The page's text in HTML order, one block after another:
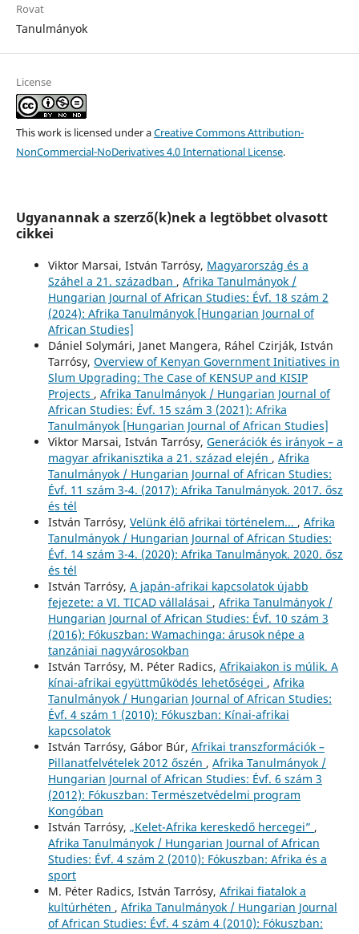
Rovat
Tanulmányok
License
This work is licensed under aCreative Commons Attribution-
NonCommercial-NoDerivatives 4.0 International License.
Ugyanannak a szerző(k)nek a legtöbbet olvasott
cikkei
Viktor Marsai, István Tarrósy, Magyarország és a
Száhel a 21. században , Afrika Tanulmányok /
Hungarian Journal of African Studies: Évf. 18 szám 2
(2024): Afrika Tanulmányok [Hungarian Journal of
African Studies]
Dániel Solymári, Janet Mangera, Ráhel Czirják, István
Tarrósy, Overview of Kenyan Government Initiatives in
Slum Upgrading: The Case of KENSUP and KISIP
Projects , Afrika Tanulmányok / Hungarian Journal of
African Studies: Évf. 15 szám 3 (2021): Afrika
Tanulmányok [Hungarian Journal of African Studies]
Viktor Marsai, István Tarrósy, Generációk és irányok – a
magyar afrikanisztika a 21. század elején , Afrika
Tanulmányok / Hungarian Journal of African Studies:
Évf. 11 szám 3-4. (2017): Afrika Tanulmányok. 2017. ősz
és tél
István Tarrósy, Velünk élő afrikai történelem... , Afrika
Tanulmányok / Hungarian Journal of African Studies:
Évf. 14 szám 3-4. (2020): Afrika Tanulmányok. 2020. ősz
és tél
István Tarrósy, A japán-afrikai kapcsolatok újabb
fejezete: a VI. TICAD vállalásai , Afrika Tanulmányok /
Hungarian Journal of African Studies: Évf. 10 szám 3
(2016): Fókuszban: Wamachinga: árusok népe a
tanzániai nagyvárosokban
István Tarrósy, M. Péter Radics, Afrikaiakon is múlik. A
kínai-afrikai együttműködés lehetőségei , Afrika
Tanulmányok / Hungarian Journal of African Studies:
Évf. 4 szám 1 (2010): Fókuszban: Kínai-afrikai
kapcsolatok
István Tarrósy, Gábor Búr, Afrikai transzformációk –
Pillanatfelvételek 2012 őszén , Afrika Tanulmányok /
Hungarian Journal of African Studies: Évf. 6 szám 3
(2012): Fókuszban: Természetvédelmi program
Kongóban
István Tarrósy, „Kelet-Afrika kereskedő hercegei” ,
Afrika Tanulmányok / Hungarian Journal of African
Studies: Évf. 4 szám 2 (2010): Fókuszban: Afrika és a
sport
M. Péter Radics, István Tarrósy, Afrikai fiatalok a
kultúrhéten , Afrika Tanulmányok / Hungarian Journal
of African Studies: Évf. 4 szám 4 (2010): Fókuszban: